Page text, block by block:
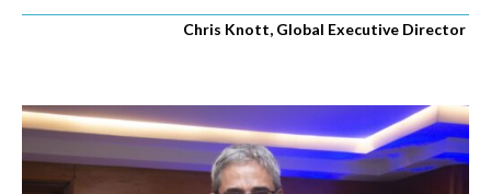
Chris Knott, Global Executive Director